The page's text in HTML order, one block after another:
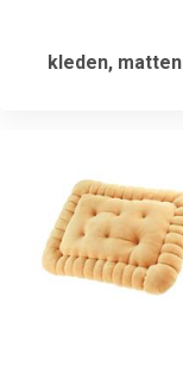
kleden, matten